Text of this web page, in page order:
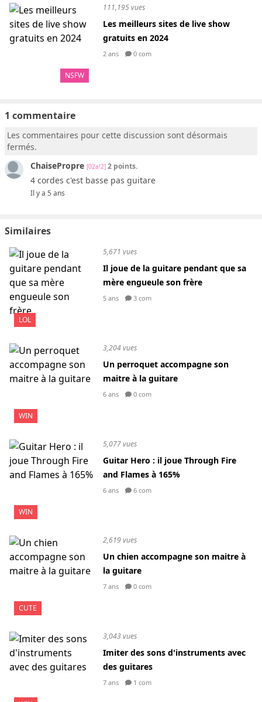
NSFW
111,195 vues
Les meilleurs sites de live show
gratuits en 2024
2 ans 0 com
1 commentaire
Les commentaires pour cette discussion sont désormais
fermés.
ChaisePropre [02a!2] 2 points.
4 cordes c'est basse pas guitare
Il y a 5 ans
Similaires
LOL
5,671 vues
Il joue de la guitare pendant que sa
mère engueule son frère
5 ans 3 com
WIN
3,204 vues
Un perroquet accompagne son
maitre à la guitare
6 ans 0 com
WIN
5,077 vues
Guitar Hero : il joue Through Fire
and Flames à 165%
6 ans 6 com
CUTE
2,619 vues
Un chien accompagne son maitre à
la guitare
7 ans 0 com
3,043 vues
Imiter des sons d'instruments avec
des guitares
7 ans 1 com